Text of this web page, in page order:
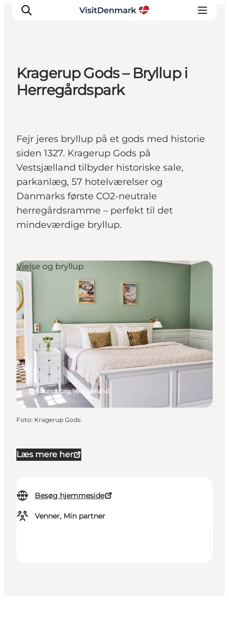
Inspiration
Destinationer
Planlæg ferien
Kragerup Gods – Bryllup i
Herregårdspark
Fejr jeres bryllup på et gods med historie
siden 1327. Kragerup Gods på
Vestsjælland tilbyder historiske sale,
parkanlæg, 57 hotelværelser og
Danmarks første CO2-neutrale
herregårdsramme – perfekt til det
mindeværdige bryllup.
Læs mere her
Besøg hjemmeside
Venner, Min partner
Kalundborg, Vestsjælland
Vielse og bryllup
Foto: Kragerup Gods